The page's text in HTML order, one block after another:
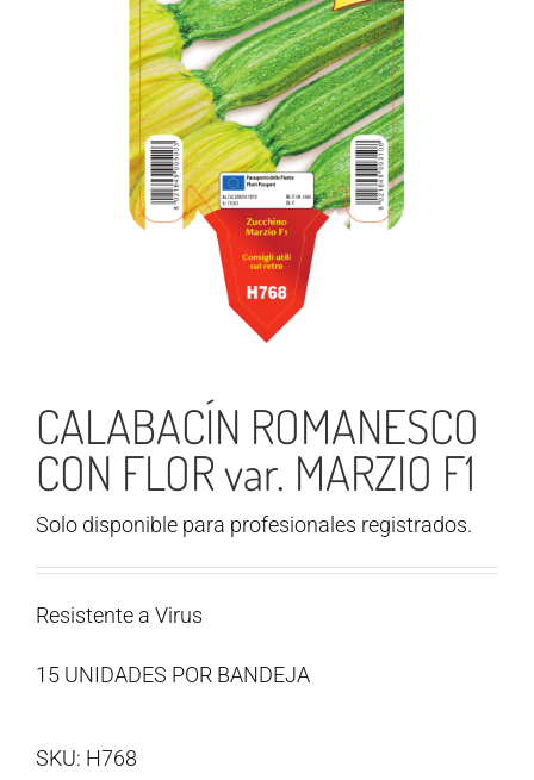
CALABACÍN ROMANESCO
CON FLOR var. MARZIO F1
Solo disponible para profesionales registrados.
Resistente a Virus
15 UNIDADES POR BANDEJA
SKU: H768